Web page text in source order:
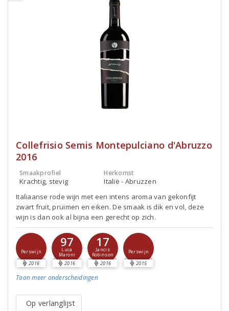
Collefrisio Semis Montepulciano d'Abruzzo
2016
Smaakprofiel
Krachtig, stevig
Herkomst
Italië - Abruzzen
Italiaanse rode wijn met een intens aroma van gekonfijt
zwart fruit, pruimen en eiken. De smaak is dik en vol, deze
wijn is dan ook al bijna een gerecht op zich.
Perswijn
2016
97
Luca
Maroni
2016
17
Jancis
Robinson
2016
Perswijn
2015
Toon meer onderscheidingen
Op verlanglijst